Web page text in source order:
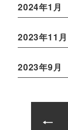
2024年1月
2023年11月
2023年9月